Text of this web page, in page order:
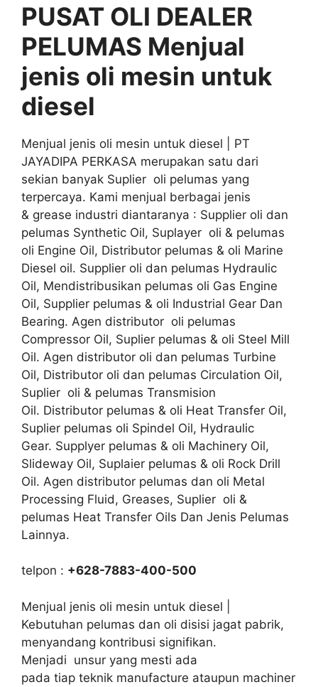
PUSAT OLI DEALER
PELUMAS Menjual
jenis oli mesin untuk
diesel
Menjual jenis oli mesin untuk diesel | PT
JAYADIPA PERKASA merupakan satu dari
sekian banyak Suplier oli pelumas yang
terpercaya. Kami menjual berbagai jenis
& grease industri diantaranya : Supplier oli dan
pelumas Synthetic Oil, Suplayer oli & pelumas
oli Engine Oil, Distributor pelumas & oli Marine
Diesel oil. Supplier oli dan pelumas Hydraulic
Oil, Mendistribusikan pelumas oli Gas Engine
Oil, Supplier pelumas & oli Industrial Gear Dan
Bearing. Agen distributor oli pelumas
Compressor Oil, Suplier pelumas & oli Steel Mill
Oil. Agen distributor oli dan pelumas Turbine
Oil, Distributor oli dan pelumas Circulation Oil,
Suplier oli & pelumas Transmision
Oil. Distributor pelumas & oli Heat Transfer Oil,
Suplier pelumas oli Spindel Oil, Hydraulic
Gear. Supplyer pelumas & oli Machinery Oil,
Slideway Oil, Suplaier pelumas & oli Rock Drill
Oil. Agen distributor pelumas dan oli Metal
Processing Fluid, Greases, Suplier oli &
pelumas Heat Transfer Oils Dan Jenis Pelumas
Lainnya.
telpon : +628-7883-400-500
Menjual jenis oli mesin untuk diesel |
Kebutuhan pelumas dan oli disisi jagat pabrik,
menyandang kontribusi signifikan.
Menjadi unsur yang mesti ada
pada tiap teknik manufacture ataupun machiner